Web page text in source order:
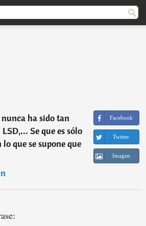
ha sido tan
Se que es sólo
que se supone que
Facebook
Twitter
Imagen